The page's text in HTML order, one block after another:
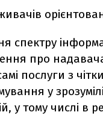
спектру
про
послуги з
у
у тому числі в